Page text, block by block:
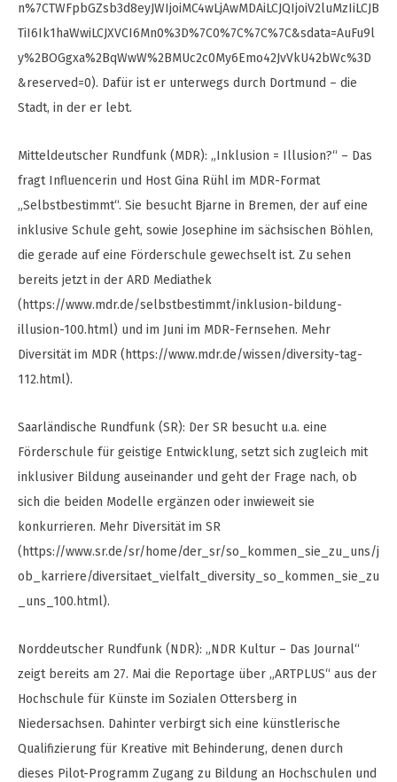
n%7CTWFpbGZsb3d8eyJWIjoiMC4wLjAwMDAiLCJQIjoiV2luMzIiLCJB
TiI6Ik1haWwiLCJXVCI6Mn0%3D%7C0%7C%7C%7C&sdata=AuFu9l
y%2BOGgxa%2BqWwW%2BMUc2c0My6Emo42JvVkU42bWc%3D
&reserved=0). Dafür ist er unterwegs durch Dortmund – die
Stadt, in der er lebt.
Mitteldeutscher Rundfunk (MDR): „Inklusion = Illusion?“ – Das
fragt Influencerin und Host Gina Rühl im MDR-Format
„Selbstbestimmt“. Sie besucht Bjarne in Bremen, der auf eine
inklusive Schule geht, sowie Josephine im sächsischen Böhlen,
die gerade auf eine Förderschule gewechselt ist. Zu sehen
bereits jetzt in der ARD Mediathek
(https://www.mdr.de/selbstbestimmt/inklusion-bildung-
illusion-100.html) und im Juni im MDR-Fernsehen. Mehr
Diversität im MDR (https://www.mdr.de/wissen/diversity-tag-
112.html).
Saarländische Rundfunk (SR): Der SR besucht u.a. eine
Förderschule für geistige Entwicklung, setzt sich zugleich mit
inklusiver Bildung auseinander und geht der Frage nach, ob
sich die beiden Modelle ergänzen oder inwieweit sie
konkurrieren. Mehr Diversität im SR
(https://www.sr.de/sr/home/der_sr/so_kommen_sie_zu_uns/j
ob_karriere/diversitaet_vielfalt_diversity_so_kommen_sie_zu
_uns_100.html).
Norddeutscher Rundfunk (NDR): „NDR Kultur – Das Journal“
zeigt bereits am 27. Mai die Reportage über „ARTPLUS“ aus der
Hochschule für Künste im Sozialen Ottersberg in
Niedersachsen. Dahinter verbirgt sich eine künstlerische
Qualifizierung für Kreative mit Behinderung, denen durch
dieses Pilot-Programm Zugang zu Bildung an Hochschulen und